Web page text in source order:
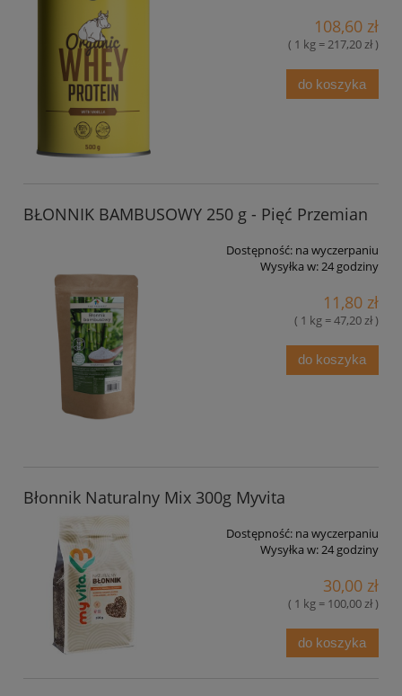
108,60 zł
( 1 kg = 217,20 zł )
do koszyka
BŁONNIK BAMBUSOWY 250 g - Pięć Przemian
Dostępność: na wyczerpaniu
Wysyłka w:24 godziny
11,80 zł
( 1 kg = 47,20 zł )
do koszyka
Błonnik Naturalny Mix 300g Myvita
Dostępność: na wyczerpaniu
Wysyłka w:24 godziny
30,00 zł
( 1 kg = 100,00 zł )
do koszyka